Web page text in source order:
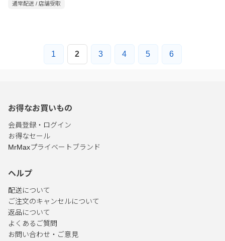
通常配送 / 店舗受取
1 2 3 4 5 6
お得なお買いもの
会員登録・ログイン
お得なセール
MrMaxプライベートブランド
ヘルプ
配送について
ご注文のキャンセルについて
返品について
よくあるご質問
お問い合わせ・ご意見